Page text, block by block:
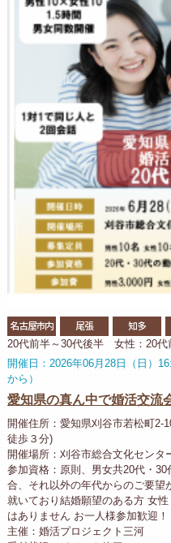
名古屋市内 尾張 知多
20代前半～30代後半 女性：20
開催日：2026年06月28日（日）
から）
愛知県の真ん中で婚活交
開催住所：愛知県刈谷市若松町2-
徒歩３分)
開催場所：刈谷市総合文化センタ
参加資格：原則、男女共20代・
合、それ以外の年代からのご要望
就いており結婚願望のある方 女
はありません お一人様参加歓迎
主催：婚活プロジェクト三河